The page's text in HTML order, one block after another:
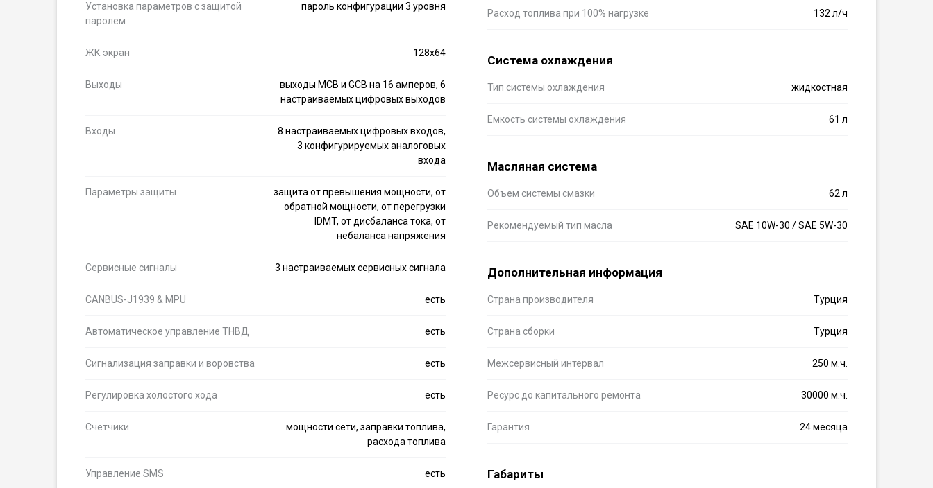
Установка параметров с защитой
паролем
пароль конфигурации 3 уровня
ЖК экран 128x64
Выходы
выходы MCB и GCB на 16 амперов, 6
настраиваемых цифровых выходов
Входы
8 настраиваемых цифровых входов,
3 конфигурируемых аналоговых
входа
Параметры защиты
защита от превышения мощности, от
обратной мощности, от перегрузки
IDMT, от дисбаланса тока, от
небаланса напряжения
Сервисные сигналы 3 настраиваемых сервисных сигнала
CANBUS-J1939 & MPU есть
Автоматическое управление ТНВД есть
Сигнализация заправки и воровства есть
Регулировка холостого хода есть
Счетчики
мощности сети, заправки топлива,
расхода топлива
Управление SMS есть
Расход топлива при 100% нагрузке 132 л/ч
Система охлаждения
Тип системы охлаждения жидкостная
Емкость системы охлаждения 61 л
Масляная система
Объем системы смазки 62 л
Рекомендуемый тип масла SAE 10W-30 / SAE 5W-30
Дополнительная информация
Страна производителя Турция
Страна сборки Турция
Межсервисный интервал 250 м.ч.
Ресурс до капитального ремонта 30000 м.ч.
Гарантия 24 месяца
Габариты